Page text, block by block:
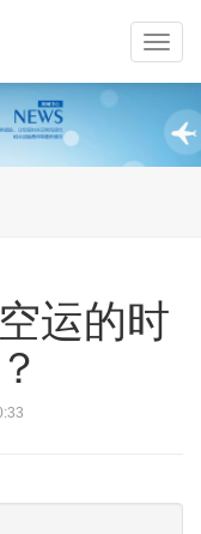
运的时